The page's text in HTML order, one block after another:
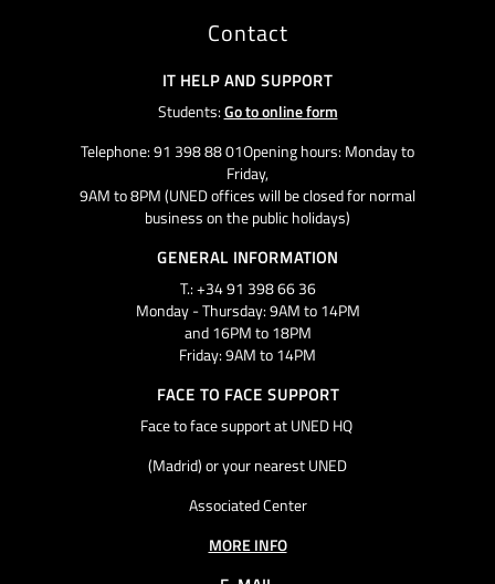
Contact
IT HELP AND SUPPORT
Students:Go to online form
Telephone: 91 398 88 01Opening hours: Monday to
Friday,
9AM to 8PM (UNED offices will be closed for normal
business on the public holidays)
GENERAL INFORMATION
T.: +34 91 398 66 36
Monday - Thursday: 9AM to 14PM
and 16PM to 18PM
Friday: 9AM to 14PM
FACE TO FACE SUPPORT
Face to face support at UNED HQ
(Madrid) or your nearest UNED
Associated Center
MORE INFO